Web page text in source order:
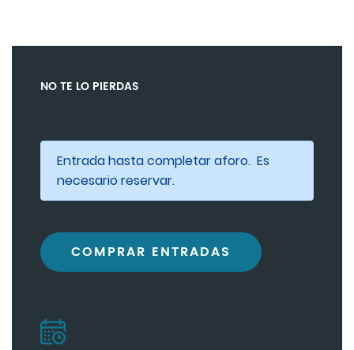
NO TE LO PIERDAS
Entrada hasta completar aforo. Es
necesario reservar.
COMPRAR ENTRADAS